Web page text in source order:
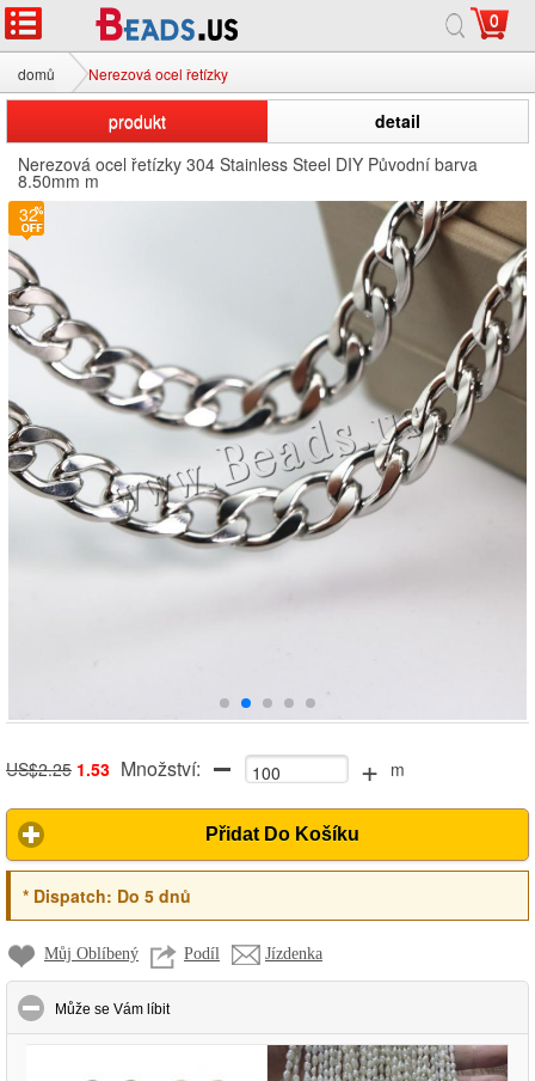
0
domů Nerezová ocel řetízky
produkt
detail
Nerezová ocel řetízky 304 Stainless Steel DIY Původní barva
8.50mm m
US$2.25 1.53 Množství: + m
Přidat Do Košíku
*Dispatch: Do 5 dnů
Můj Oblíbený Podíl Jízdenka
Může se Vám líbitclick to collapse contents